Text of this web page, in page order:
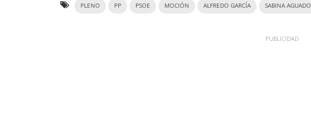
PLENO PP PSOE MOCIÓN ALFREDO GARCÍA SABINA AGUADO